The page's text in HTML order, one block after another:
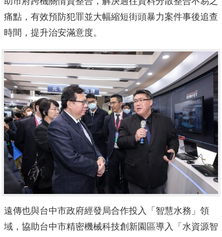
痛點， 有效預防犯罪並大幅縮短街頭暴力案件事後追查
時間， 提升治安滿意度。
遠傳也與台中市政府經發局合作投入「智慧水務」領
域， 協助台中市精密機械科技創新園區導入「水資源智